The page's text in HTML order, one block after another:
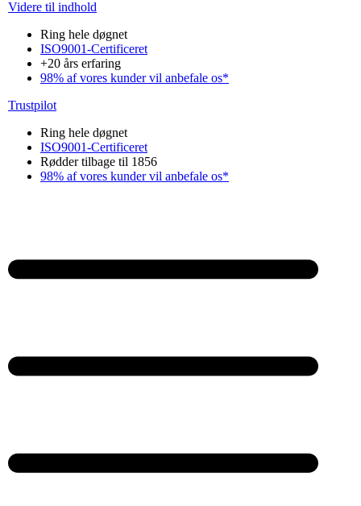
Videre til indhold
Ring hele døgnet
ISO9001-Certificeret
+20 års erfaring
98% af vores kunder vil anbefale os*
Trustpilot
Ring hele døgnet
ISO9001-Certificeret
Rødder tilbage til 1856
98% af vores kunder vil anbefale os*